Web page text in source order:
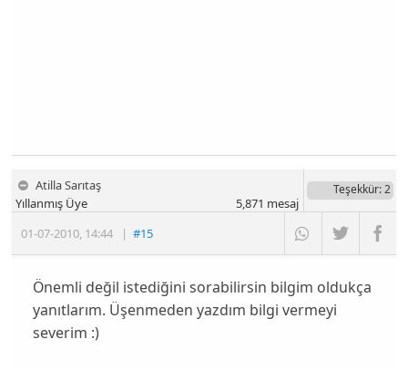
Atilla Sarıtaş
01-07-2010, 14:44 |#15
Yıllanmış Üye
Teşekkür: 2
5,871 mesaj
Önemli değil istediğini sorabilirsin bilgim oldukça
yanıtlarım. Üşenmeden yazdım bilgi vermeyi
severim :)